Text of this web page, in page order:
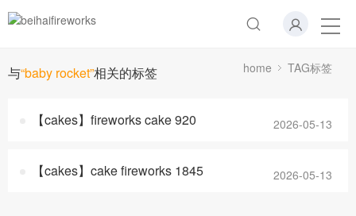
与“baby rocket”相关的标签 home TAG标签
【cakes】fireworks cake 920 2026-05-13
【cakes】cake fireworks 1845 2026-05-13